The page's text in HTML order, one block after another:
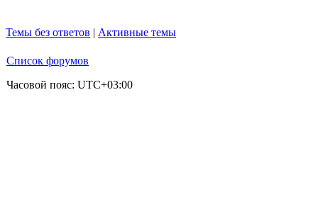
Темы без ответов | Активные темы
Список форумов
Часовой пояс: UTC+03:00